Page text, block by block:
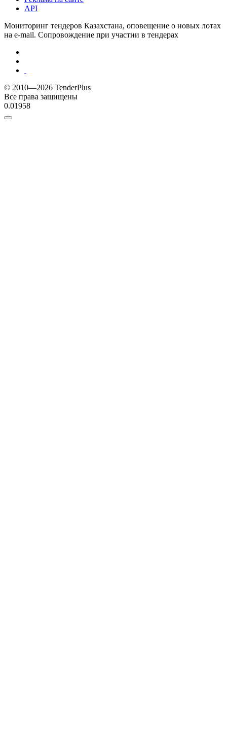
API
Мониторинг тендеров Казахстана, оповещение о новых лотах
на e-mail. Сопровождение при участии в тендерах
© 2010—2026 TenderPlus
Все права защищены
0.01958